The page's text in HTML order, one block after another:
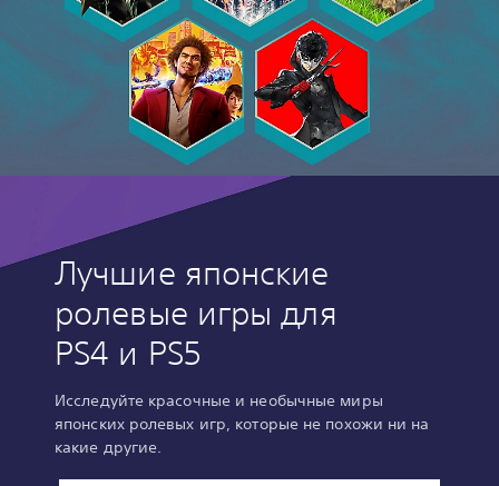
Лучшие японские
ролевые игры для
PS4 и PS5
Исследуйте красочные и необычные миры
японских ролевых игр, которые не похожи ни на
какие другие.